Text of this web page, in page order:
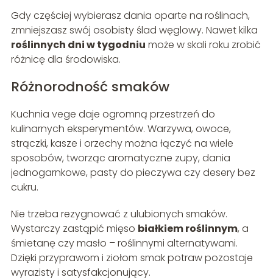
Gdy częściej wybierasz dania oparte na roślinach,
zmniejszasz swój osobisty ślad węglowy. Nawet kilka
roślinnych dni w tygodniu może w skali roku zrobić
różnicę dla środowiska.
Różnorodność smaków
Kuchnia vege daje ogromną przestrzeń do
kulinarnych eksperymentów. Warzywa, owoce,
strączki, kasze i orzechy można łączyć na wiele
sposobów, tworząc aromatyczne zupy, dania
jednogarnkowe, pasty do pieczywa czy desery bez
cukru.
Nie trzeba rezygnować z ulubionych smaków.
Wystarczy zastąpić mięso białkiem roślinnym, a
śmietanę czy masło – roślinnymi alternatywami.
Dzięki przyprawom i ziołom smak potraw pozostaje
wyrazisty i satysfakcjonujący.